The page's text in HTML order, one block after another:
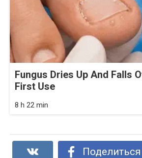
Fungus Dries Up And Falls
First Use
8 h 22 min